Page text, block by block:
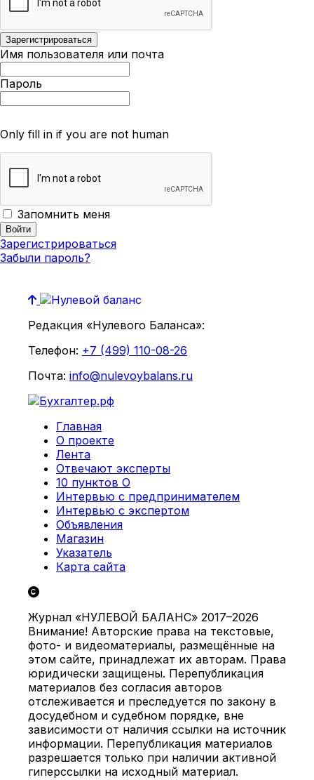
Имя пользователя или почта
Пароль
Only fill in if you are not human
Запомнить меня
Зарегистрироваться
Забыли пароль?
Редакция «Нулевого Баланса»:
Телефон: +7 (499) 110-08-26
Почта: info@nulevoybalans.ru
Главная
О проекте
Лента
Отвечают эксперты
10 пунктов О
Интервью с предпринимателем
Интервью с экспертом
Объявления
Магазин
Указатель
Карта сайта
Журнал «НУЛЕВОЙ БАЛАНС» 2017–2026
Внимание! Авторские права на текстовые,
фото- и видеоматериалы, размещённые на
этом сайте, принадлежат их авторам. Права
юридически защищены. Перепубликация
материалов без согласия авторов
отслеживается и преследуется по закону в
досудебном и судебном порядке, вне
зависимости от наличия ссылки на источник
информации. Перепубликация материалов
разрешается только при наличии активной
гиперссылки на исходный материал.